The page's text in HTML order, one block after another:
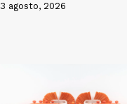
3 agosto, 2026